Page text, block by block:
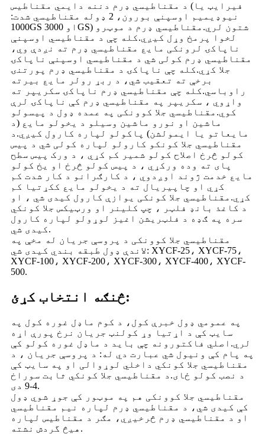
د مقناطیسي ډرم دننه دایمي مقناطیس (فیرایټ یا
نیوډیمیم اوسپنې بورون، 2 ډوله مقناطیسي شدت:
1000GS او 3000GS) شتون لري.مقناطیسي ډرم د موټرو
لخوا پرمخ وړل کیږي.کله چې د مقناطیسي اوسپنې
ناپاکۍ لرونکی مایع مقناطیسي ډرم ته نږدې وي،
مقناطیسي ډرم کولی شي د مقناطیسي اوسپنې ناپاکۍ
جلا کړي.کله چې ناپاکۍ د مقناطیسي ډرم پورتنۍ
برخې ته تعقیب شي، د ربړ رولر مایع بیرته
راوباسي.کله چې مقناطیسي ډرم ناپاکۍ سکریپر ته
واړوي ، سکریپر په مقناطیسي ډرم کې ناپاکۍ لرې
کوي.مقناطیسي جلا کوونکی په عمده ډول د پیسولو
ماشین او نورو ماشین وسیلو د یخولو مایع (د
مایعاتو یا ایمولشن) پاکولو لپاره کارول کیږي.د
مقناطیسي جلا کونکو کارولو لپاره کولی شي د پیس
کولو څرخ اصلاح کولو شمیر کم کړي ، د ورک پیس سطح
پای ته وده ورکړي ، د پیس کولو څرخ او یخ کولو
مایع خدمت ژوند اوږدوي ، د کارګرانو د کار شدت کم
کړي او چاپیریال ته د یخولو مایع ککړتیا کم
کړي.مقناطیسي جلا کونکی یوازې کارول کیدی شي ، او
د کاغذ بانډ فلټر ، چپ کلینر او ورټیکس جلا کونکي
سره په ګډه د فلټریشن اغیز لوړولو لپاره کارول
کیدی شي.
مقناطیسي جلا کوونکی د پروسې جریان له مخې په
لاندې ډول طبقه بندي کیدی شي: XYCF-25، XYCF-75،
XYCF-100، XYCF-200، XYCF-300، XYCF-400، XYCF-
500.
څنګه انتخاب کړئ:
په عمومي ډول خبرې کول، د کوم ماډل غوره کول په
سایټ کې د اړتیا وړ کولنټ جریان نرخ پورې اړه
لري.اصلي فاکتورونه چې باید د ماډل غوره کولو کې
په پام کې ونیول شي عبارت دي له: د پروسې جریان ، د
مقناطیسي جلا کونکي داخلي لوړوالی او په سایټ کې
د نصب کولو ځای.د مقناطیسي جلا کونکي ثابت سوراخ
4-9 دی.
مقناطیسي جلا کوونکی هم په موټور کې جوړ شوي ډول
کې کیدی شي، د مقناطیسي ډرم لپاره نیم مقناطیسي
او د مقناطیسي ډرم څرخیږي، مګر د مقناطیس لپاره
هیڅ گردش نشته.